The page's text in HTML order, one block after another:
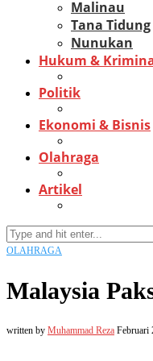
Malinau
Tana Tidung
Nunukan
Hukum &
Politik
Ekonomi & Bisnis
Olahraga
Artikel
OLAHRAGA
Malaysia
written by Muhammad Reza Februari